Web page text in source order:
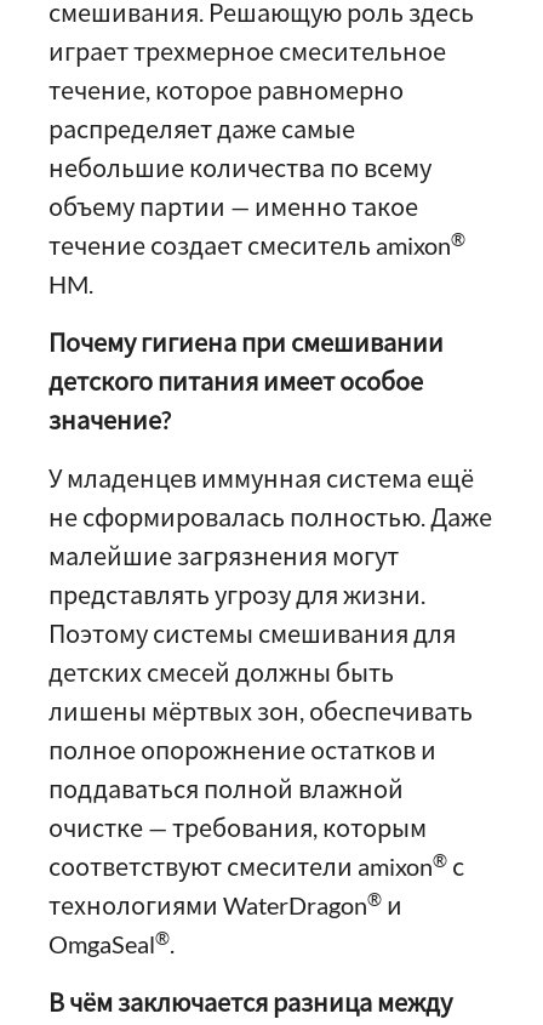
смешивания. Решающую роль здесь
играет трехмерное смесительное
течение, которое равномерно
распределяет даже самые
небольшие количества по всему
объему партии — именно такое
течение создает смеситель amixon®
HM.
Почему гигиена при смешивании
детского питания имеет особое
значение?
У младенцев иммунная система ещё
не сформировалась полностью. Даже
малейшие загрязнения могут
представлять угрозу для жизни.
Поэтому системы смешивания для
детских смесей должны быть
лишены мёртвых зон, обеспечивать
полное опорожнение остатков и
поддаваться полной влажной
очистке — требования, которым
соответствуют смесители amixon® с
технологиями WaterDragon® и
OmgaSeal®.
В чём заключается разница между